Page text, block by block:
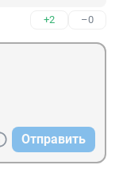
+2 –0
Отправить